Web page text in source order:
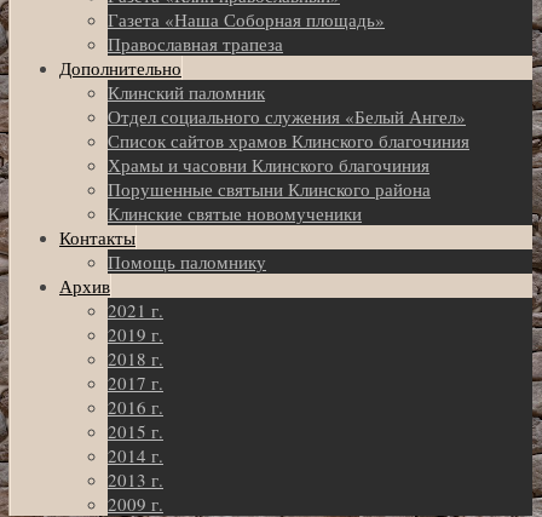
Газета «Наша Соборная площадь»
Православная трапеза
Дополнительно
Клинский паломник
Отдел социального служения «Белый Ангел»
Список сайтов храмов Клинского благочиния
Храмы и часовни Клинского благочиния
Порушенные святыни Клинского района
Клинские святые новомученики
Контакты
Помощь паломнику
Архив
2021 г.
2019 г.
2018 г.
2017 г.
2016 г.
2015 г.
2014 г.
2013 г.
2009 г.